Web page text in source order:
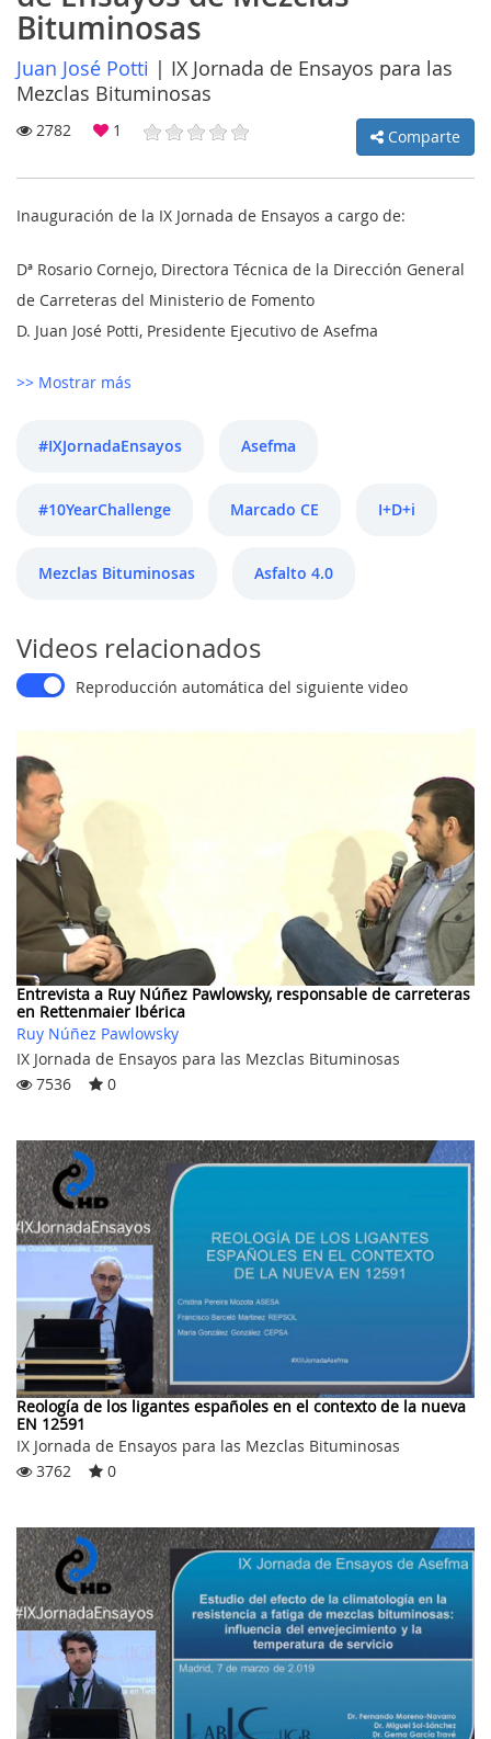
MI
CUENTA
CLUB
AUTORES
Bituminosas
Juan José Potti | IX Jornada de Ensayos para las
Mezclas Bituminosas
2782 1 Comparte
Inauguración de la IX Jornada de Ensayos a cargo de:
Dª Rosario Cornejo, Directora Técnica de la Dirección General
de Carreteras del Ministerio de Fomento
D. Juan José Potti, Presidente Ejecutivo de Asefma
>> Mostrar más
#IXJornadaEnsayos Asefma
#10YearChallenge Marcado CE I+D+i
Mezclas Bituminosas Asfalto 4.0
Videos relacionados
Reproducción automática del siguiente video
Entrevista a Ruy Núñez Pawlowsky, responsable de carreteras
en Rettenmaier Ibérica
Ruy Núñez Pawlowsky
IX Jornada de Ensayos para las Mezclas Bituminosas
7536
0
Reología de los ligantes españoles en el contexto de la nueva
EN 12591
IX Jornada de Ensayos para las Mezclas Bituminosas
3762
0